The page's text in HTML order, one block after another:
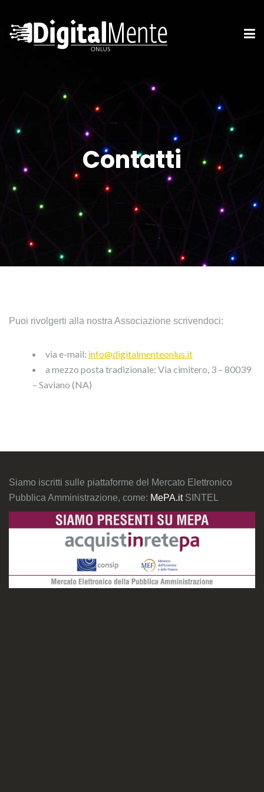
Contatti
Puoi rivolgerti alla nostra Associazione scrivendoci:
via e-mail: info@digitalmenteonlus.it
a mezzo posta tradizionale: Via cimitero, 3 – 80039
– Saviano (NA)
Siamo iscritti sulle piattaforme del Mercato Elettronico
Pubblica Amministrazione, come: MePA.it SINTEL